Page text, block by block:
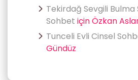
Tekirdağ Sevgili Bulma
Sohbet içinÖzkan
Tunceli Evli Cinsel
Gündüz